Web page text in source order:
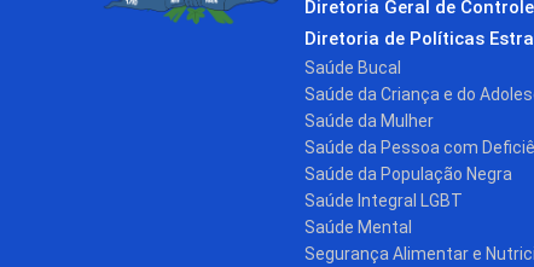
Diretoria Geral de
Diretoria de Políticas
Saúde Bucal
Saúde da Criança e do
Saúde da Mulher
Saúde da Pessoa com
Saúde da População Negra
Saúde Integral LGBT
Saúde Mental
Segurança Alimentar e